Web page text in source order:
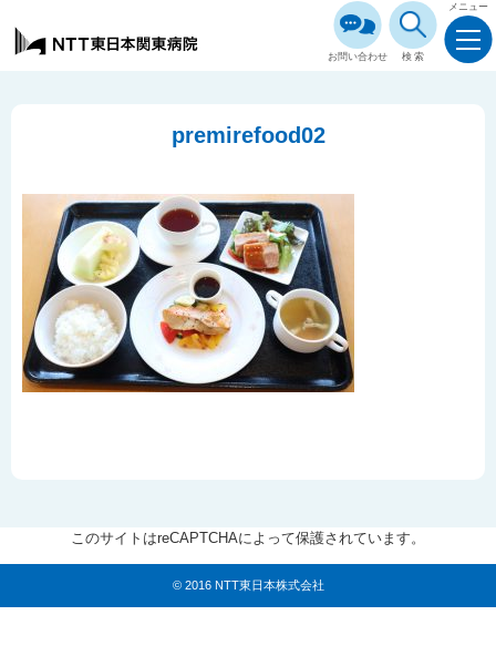
お問い合わせ 検索
メニュー
premirefood02
このサイトはreCAPTCHAによって保護されています。
© 2016 NTT東日本株式会社